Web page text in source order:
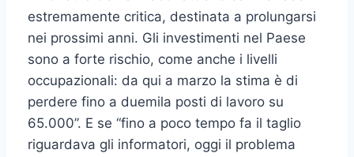
estremamente critica, destinata a prolungarsi
nei prossimi anni. Gli investimenti nel Paese
sono a forte rischio, come anche i livelli
occupazionali: da qui a marzo la stima è di
perdere fino a duemila posti di lavoro su
65.000”. E se “fino a poco tempo fa il taglio
riguardava gli informatori, oggi il problema